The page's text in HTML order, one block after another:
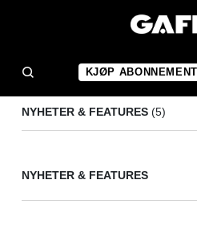
KJØP ABONNEMENT
NYHETER & FEATURES (5)
NYHETER & FEATURES